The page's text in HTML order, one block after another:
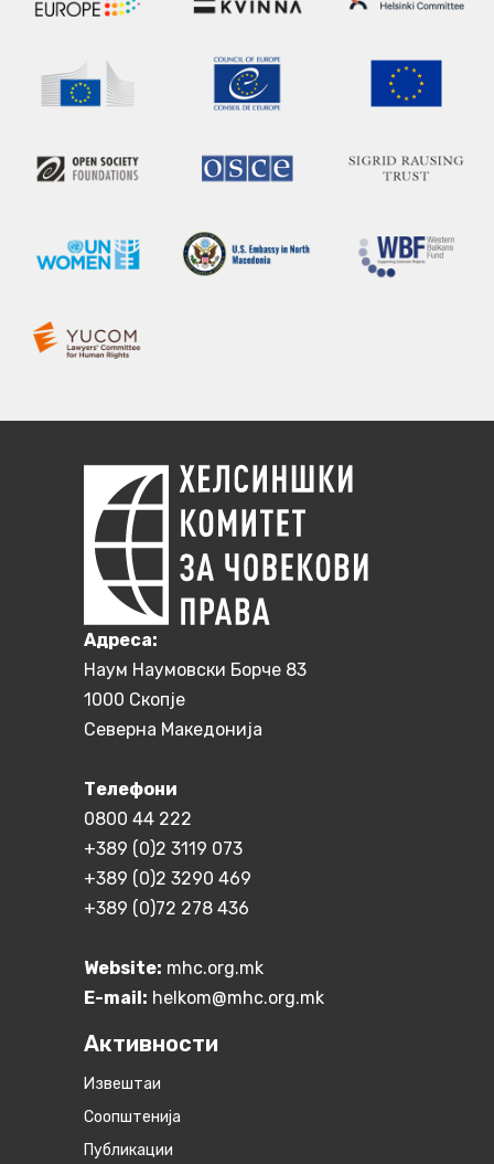
Aдреса:
Наум Наумовски Борче 83
1000 Скопје
Северна Македонија
Телефони
0800 44 222
+389 (0)2 3119 073
+389 (0)2 3290 469
+389 (0)72 278 436
Website: mhc.org.mk
E-mail: helkom@mhc.org.mk
Активности
Извештаи
Соопштенија
Публикации